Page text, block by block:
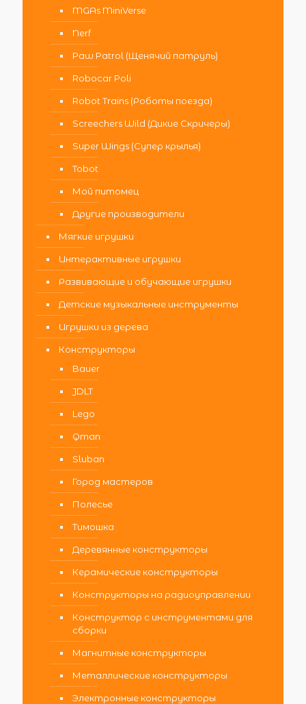
MGAs MiniVerse
Nerf
Paw Patrol (Щенячий патруль)
Robocar Poli
Robot Trains (Роботы поезда)
Screechers Wild (Дикие Скричеры)
Super Wings (Супер крылья)
Tobot
Мой питомец
Другие производители
Мягкие игрушки
Интерактивные игрушки
Развивающие и обучающие игрушки
Детские музыкальные инструменты
Игрушки из дерева
Конструкторы
Bauer
JDLT
Lego
Qman
Sluban
Город мастеров
Полесье
Тимошка
Деревянные конструкторы
Керамические конструкторы
Конструкторы на радиоуправлении
Конструктор с инструментами для
сборки
Магнитные конструкторы
Металлические конструкторы
Электронные конструкторы